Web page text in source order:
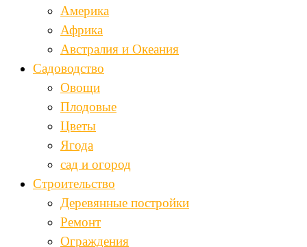
Америка
Африка
Австралия и Океания
Садоводство
Овощи
Плодовые
Цветы
Ягода
сад и огород
Строительство
Деревянные постройки
Ремонт
Ограждения